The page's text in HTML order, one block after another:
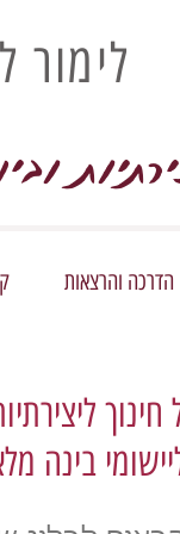
לימור
הדרכה והרצאות
בינה